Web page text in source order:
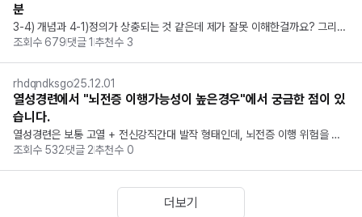
분
3-4) 개념과 4-1)정의가 상충되는 것 같은데 제가 잘못 이해한걸까요? 그리고
애초에 15분 이상 지속되면 단순 열성경련이 아니라 복합 열성경련 아닌가
조회수 679댓글1추천수 3
rhdqndksgo25.12.01
열성경련에서 "뇌전증 이행가능성이 높은경우"에서 궁금한 점이 있
습니다.
열성경련은 보통 고열 + 전신강직간대 발작 형태인데, 뇌전증 이행 위험을 높
이는 요인 중 ‘부분발작’이 포함돼 있더라고요.
조회수 532댓글 2추천수 0
더보기